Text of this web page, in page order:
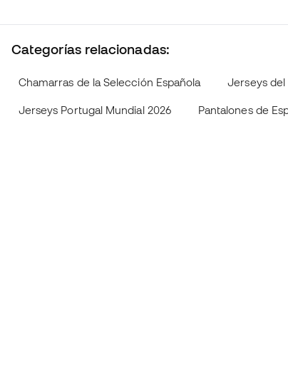
Categorías relacionadas:
Chamarras de la Selección Española Jerseys del
Jerseys Portugal Mundial 2026 Pantalones de